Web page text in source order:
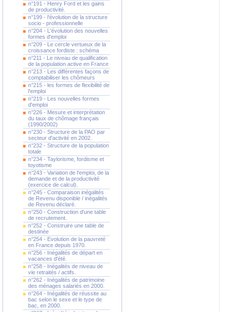
n°191 - Henry Ford et les gains
de productivité.
n°199 - l'évolution de la structure
socio - professionnelle
n°204 - L'évolution des nouvelles
formes d'emploi
n°209 - Le cercle vertueux de la
croissance fordiste : schéma
n°211 - Le niveau de qualification
de la population active en France
n°213 - Les différentes façons de
comptabiliser les chômeurs
n°215 - les formes de flexibilité de
l'emploi
n°219 - Les nouvelles formes
d'emploi
n°226 - Mesure et interprétation
du taux de chômage français
(1990/2002)
n°230 - Structure de la PAO par
secteur d'activité en 2002.
n°232 - Structure de la population
totale
n°234 - Taylorisme, fordisme et
toyotisme
n°243 - Variation de l'emploi, de la
demande et de la productivité
(exercice de calcul).
n°245 - Comparaison inégalités
de Revenu disponible / inégalités
de Revenu déclaré.
n°250 - Construction d'une table
de recrutement.
n°252 - Construire une table de
destinée
n°254 - Evolution de la pauvreté
en France depuis 1970.
n°256 - Inégalités de départ en
vacances d'été.
n°258 - Inégalités de niveau de
vie retraités / actifs.
n°262 - Inégalités de patrimoine
des ménages salariés en 2000.
n°264 - Inégalités de réussite au
bac selon le sexe et le type de
bac, en 2000.